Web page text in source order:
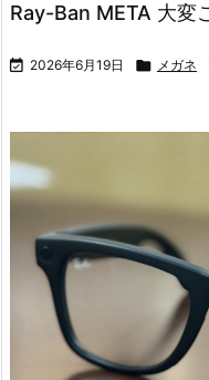
Ray-Ban META 大変
 2026年6月19日  メガネ